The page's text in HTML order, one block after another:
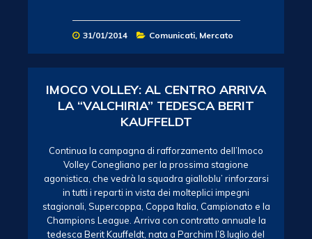
31/01/2014 Comunicati, Mercato
IMOCO VOLLEY: AL CENTRO ARRIVA
LA “VALCHIRIA” TEDESCA BERIT
KAUFFELDT
Continua la campagna di rafforzamento dell’Imoco
Volley Conegliano per la prossima stagione
agonistica, che vedrà la squadra gialloblu’ rinforzarsi
in tutti i reparti in vista dei molteplici impegni
stagionali, Supercoppa, Coppa Italia, Campionato e la
Champions League. Arriva con contratto annuale la
tedesca Berit Kauffeldt, nata a Parchim l’8 luglio del